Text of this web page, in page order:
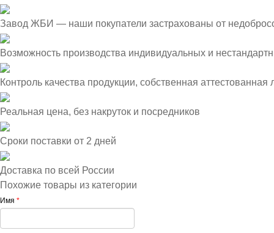
Завод ЖБИ — наши покупатели застрахованы от
Возможность производства индивидуальных и
Контроль качества продукции, собственная аттестованная
Реальная цена, без накруток и посредников
Сроки поставки от 2 дней
Доставка по всей России
Похожие товары из категории
Имя *